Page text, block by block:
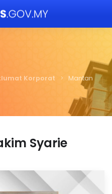
Korporat
Mantan
Syarie